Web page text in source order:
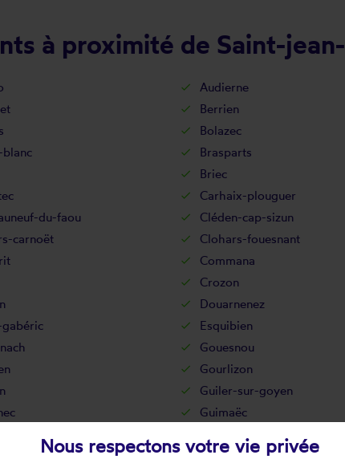
à proximité de Saint-
Audierne
Berrien
Bolazec
Brasparts
Briec
Carhaix-plouguer
du-faou Cléden-cap-sizun
carnoët Clohars-fouesnant
Commana
Crozon
Douarnenez
Esquibien
Gouesnou
Gourlizon
Guiler-sur-goyen
Guimaëc
camfrout Huelgoat
Nous respectons votre vie privée